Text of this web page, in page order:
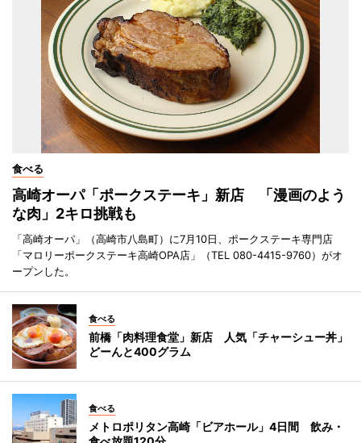
食べる
高崎オーパ「ポークステーキ」新店 「漫画のよう
な肉」2キロ挑戦も
「高崎オーパ」（高崎市八島町）に7月10日、ポークステーキ専門店
「マロリーポークステーキ高崎OPA店」（TEL 080-4415-9760）がオ
ープンした。
食べる
前橋「肉料理食堂」新店 人気「チャーシュー丼」
どーんと400グラム
食べる
メトロポリタン高崎「ビアホール」4日間 飲み・